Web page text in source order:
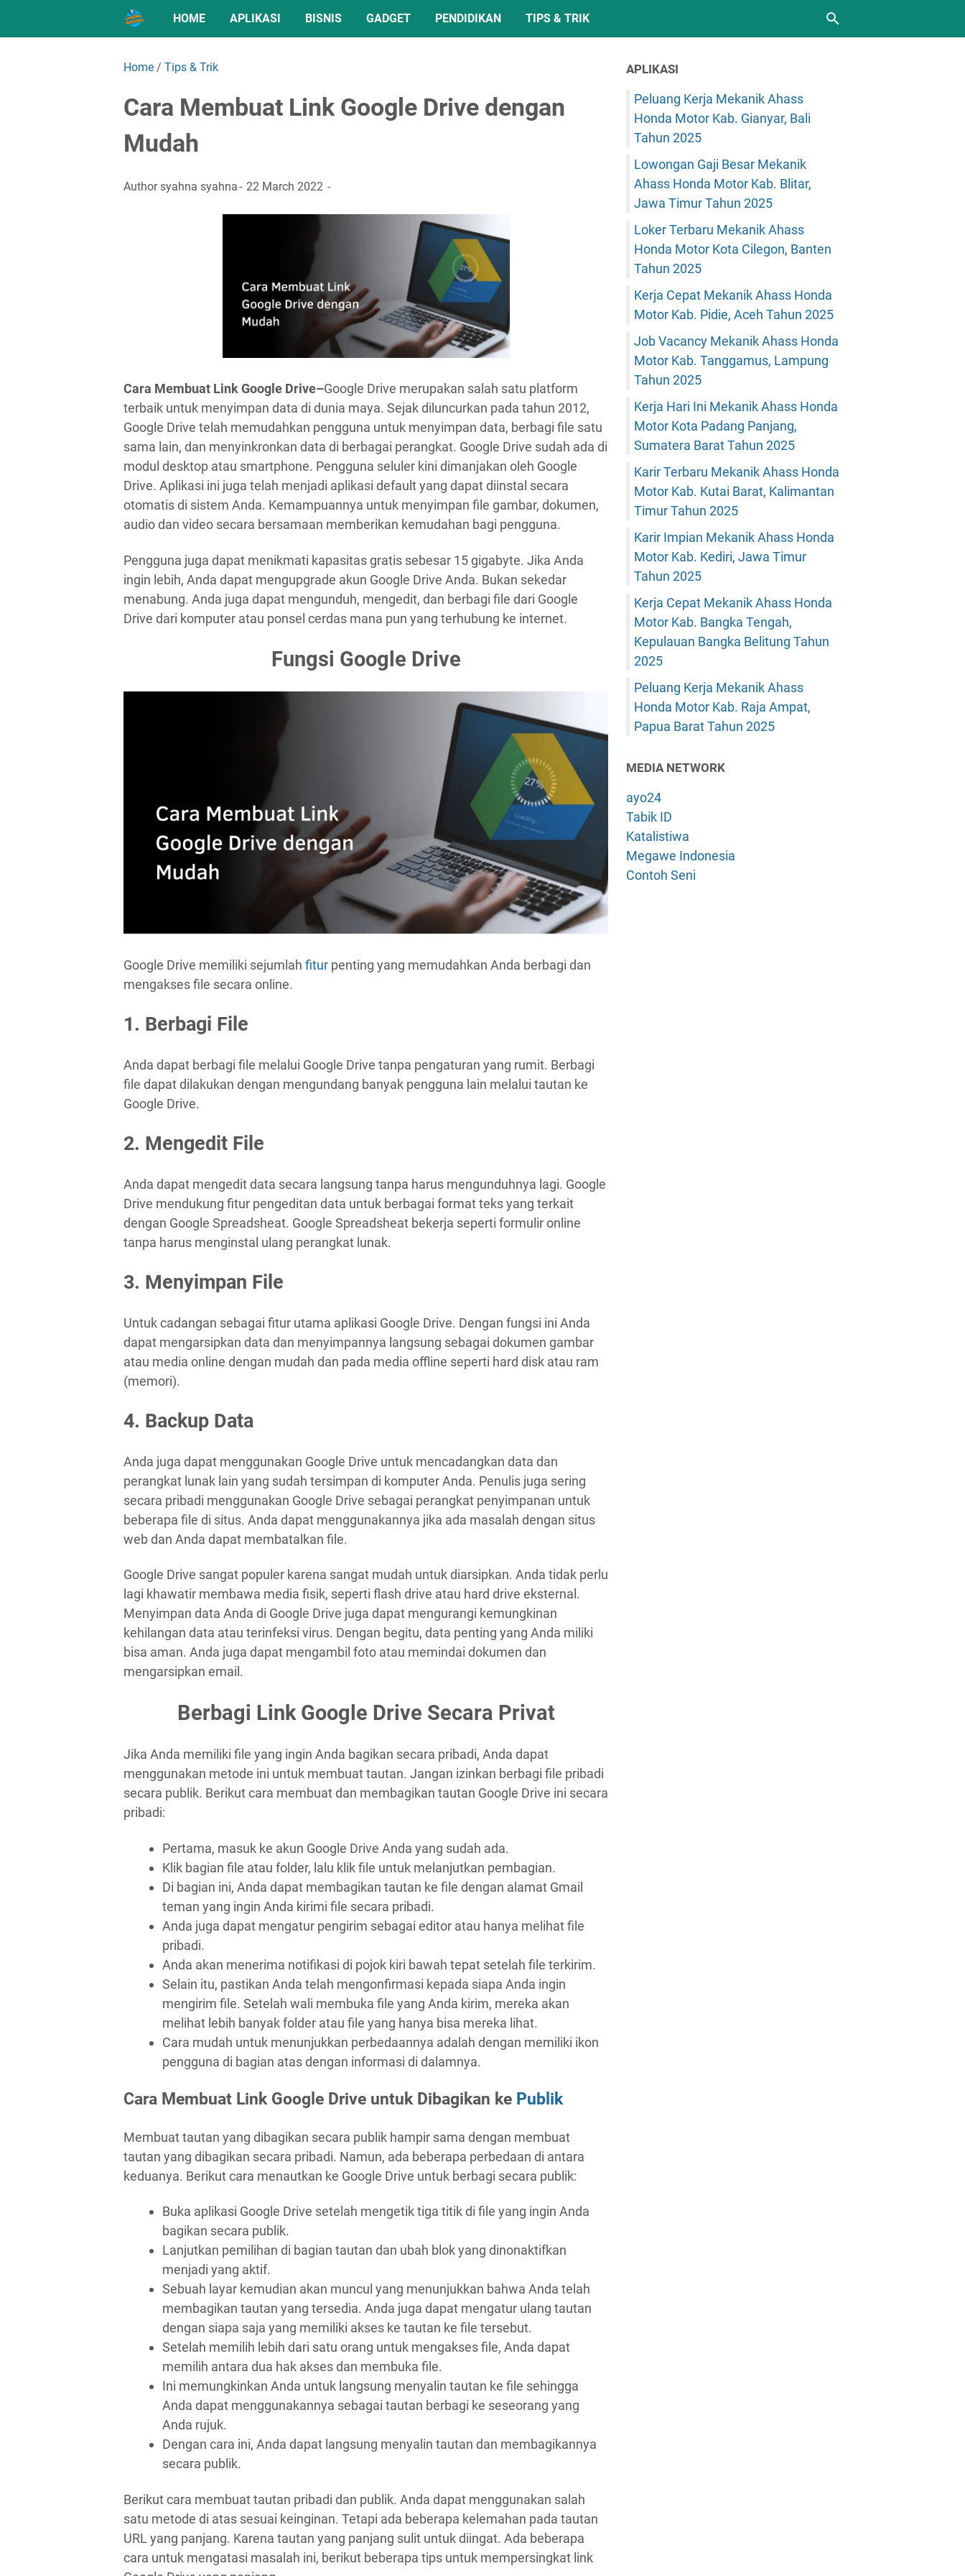
HOME APLIKASI BISNIS GADGET PENDIDIKAN TIPS & TRIK
Home / Tips & Trik
Cara Membuat Link Google Drive dengan
Mudah
Authorsyahna syahna 22 March 2022
Cara Membuat Link Google Drive–Google Drive merupakan salah satu platform
terbaik untuk menyimpan data di dunia maya. Sejak diluncurkan pada tahun 2012,
Google Drive telah memudahkan pengguna untuk menyimpan data, berbagi file satu
sama lain, dan menyinkronkan data di berbagai perangkat. Google Drive sudah ada di
modul desktop atau smartphone. Pengguna seluler kini dimanjakan oleh Google
Drive. Aplikasi ini juga telah menjadi aplikasi default yang dapat diinstal secara
otomatis di sistem Anda. Kemampuannya untuk menyimpan file gambar, dokumen,
audio dan video secara bersamaan memberikan kemudahan bagi pengguna.
Pengguna juga dapat menikmati kapasitas gratis sebesar 15 gigabyte. Jika Anda
ingin lebih, Anda dapat mengupgrade akun Google Drive Anda. Bukan sekedar
menabung. Anda juga dapat mengunduh, mengedit, dan berbagi file dari Google
Drive dari komputer atau ponsel cerdas mana pun yang terhubung ke internet.
Fungsi Google Drive
Google Drive memiliki sejumlah fitur penting yang memudahkan Anda berbagi dan
mengakses file secara online.
1. Berbagi File
Anda dapat berbagi file melalui Google Drive tanpa pengaturan yang rumit. Berbagi
file dapat dilakukan dengan mengundang banyak pengguna lain melalui tautan ke
Google Drive.
2. Mengedit File
Anda dapat mengedit data secara langsung tanpa harus mengunduhnya lagi. Google
Drive mendukung fitur pengeditan data untuk berbagai format teks yang terkait
dengan Google Spreadsheat. Google Spreadsheat bekerja seperti formulir online
tanpa harus menginstal ulang perangkat lunak.
3. Menyimpan File
Untuk cadangan sebagai fitur utama aplikasi Google Drive. Dengan fungsi ini Anda
dapat mengarsipkan data dan menyimpannya langsung sebagai dokumen gambar
atau media online dengan mudah dan pada media offline seperti hard disk atau ram
(memori).
4. Backup Data
Anda juga dapat menggunakan Google Drive untuk mencadangkan data dan
perangkat lunak lain yang sudah tersimpan di komputer Anda. Penulis juga sering
secara pribadi menggunakan Google Drive sebagai perangkat penyimpanan untuk
beberapa file di situs. Anda dapat menggunakannya jika ada masalah dengan situs
web dan Anda dapat membatalkan file.
Google Drive sangat populer karena sangat mudah untuk diarsipkan. Anda tidak perlu
lagi khawatir membawa media fisik, seperti flash drive atau hard drive eksternal.
Menyimpan data Anda di Google Drive juga dapat mengurangi kemungkinan
kehilangan data atau terinfeksi virus. Dengan begitu, data penting yang Anda miliki
bisa aman. Anda juga dapat mengambil foto atau memindai dokumen dan
mengarsipkan email.
Berbagi Link Google Drive Secara Privat
Jika Anda memiliki file yang ingin Anda bagikan secara pribadi, Anda dapat
menggunakan metode ini untuk membuat tautan. Jangan izinkan berbagi file pribadi
secara publik. Berikut cara membuat dan membagikan tautan Google Drive ini secara
pribadi:
Pertama, masuk ke akun Google Drive Anda yang sudah ada.
Klik bagian file atau folder, lalu klik file untuk melanjutkan pembagian.
Di bagian ini, Anda dapat membagikan tautan ke file dengan alamat Gmail
teman yang ingin Anda kirimi file secara pribadi.
Anda juga dapat mengatur pengirim sebagai editor atau hanya melihat file
pribadi.
Anda akan menerima notifikasi di pojok kiri bawah tepat setelah file terkirim.
Selain itu, pastikan Anda telah mengonfirmasi kepada siapa Anda ingin
mengirim file. Setelah wali membuka file yang Anda kirim, mereka akan
melihat lebih banyak folder atau file yang hanya bisa mereka lihat.
Cara mudah untuk menunjukkan perbedaannya adalah dengan memiliki ikon
pengguna di bagian atas dengan informasi di dalamnya.
Cara Membuat Link Google Drive untuk Dibagikan ke Publik
Membuat tautan yang dibagikan secara publik hampir sama dengan membuat
tautan yang dibagikan secara pribadi. Namun, ada beberapa perbedaan di antara
keduanya. Berikut cara menautkan ke Google Drive untuk berbagi secara publik:
Buka aplikasi Google Drive setelah mengetik tiga titik di file yang ingin Anda
bagikan secara publik.
Lanjutkan pemilihan di bagian tautan dan ubah blok yang dinonaktifkan
menjadi yang aktif.
Sebuah layar kemudian akan muncul yang menunjukkan bahwa Anda telah
membagikan tautan yang tersedia. Anda juga dapat mengatur ulang tautan
dengan siapa saja yang memiliki akses ke tautan ke file tersebut.
Setelah memilih lebih dari satu orang untuk mengakses file, Anda dapat
memilih antara dua hak akses dan membuka file.
Ini memungkinkan Anda untuk langsung menyalin tautan ke file sehingga
Anda dapat menggunakannya sebagai tautan berbagi ke seseorang yang
Anda rujuk.
Dengan cara ini, Anda dapat langsung menyalin tautan dan membagikannya
secara publik.
Berikut cara membuat tautan pribadi dan publik. Anda dapat menggunakan salah
satu metode di atas sesuai keinginan. Tetapi ada beberapa kelemahan pada tautan
URL yang panjang. Karena tautan yang panjang sulit untuk diingat. Ada beberapa
cara untuk mengatasi masalah ini, berikut beberapa tips untuk mempersingkat link
APLIKASI
Peluang Kerja Mekanik Ahass
Honda Motor Kab. Gianyar, Bali
Tahun 2025
Lowongan Gaji Besar Mekanik
Ahass Honda Motor Kab. Blitar,
Jawa Timur Tahun 2025
Loker Terbaru Mekanik Ahass
Honda Motor Kota Cilegon, Banten
Tahun 2025
Kerja Cepat Mekanik Ahass Honda
Motor Kab. Pidie, Aceh Tahun 2025
Job Vacancy Mekanik Ahass Honda
Motor Kab. Tanggamus, Lampung
Tahun 2025
Kerja Hari Ini Mekanik Ahass Honda
Motor Kota Padang Panjang,
Sumatera Barat Tahun 2025
Karir Terbaru Mekanik Ahass Honda
Motor Kab. Kutai Barat, Kalimantan
Timur Tahun 2025
Karir Impian Mekanik Ahass Honda
Motor Kab. Kediri, Jawa Timur
Tahun 2025
Kerja Cepat Mekanik Ahass Honda
Motor Kab. Bangka Tengah,
Kepulauan Bangka Belitung Tahun
2025
Peluang Kerja Mekanik Ahass
Honda Motor Kab. Raja Ampat,
Papua Barat Tahun 2025
MEDIA NETWORK
ayo24
Tabik ID
Katalistiwa
Megawe Indonesia
Contoh Seni